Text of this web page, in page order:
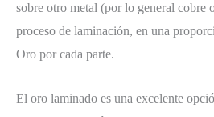
sobre otro metal (por lo general cobre
proceso de laminación, en una
Oro por cada parte.
El oro laminado es una excelente